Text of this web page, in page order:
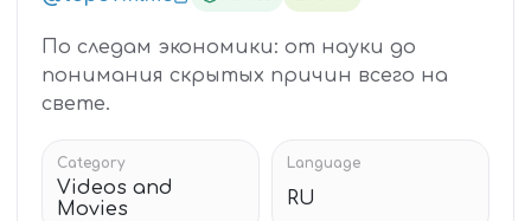
По следам экономики: от науки до
понимания скрытых причин всего на
свете.
Category
Videos and
Movies
Language
RU